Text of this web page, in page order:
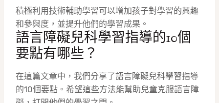
積極利用技術輔助學習可以增加孩子對學習的興趣
和參與度，並提升他們的學習成果。
語言障礙兒科學習指導的10個
要點有哪些？
在這篇文章中，我們分享了語言障礙兒科學習指導
的10個要點。希望這些方法能幫助兒童克服語言障